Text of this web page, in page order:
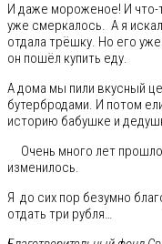
И даже мороженое! И что-
уже смеркалось. А я
отдала трёшку. Но его
он пошёл купить еду.
А дома мы пили вкусный
бутербродами. И потом
историю бабушке и
Очень много лет прошло
изменилось.
Я до сих пор безумно
отдать три рубля…